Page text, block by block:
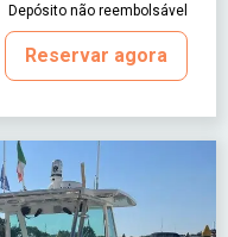
Depósito não reembolsável
Reservar agora